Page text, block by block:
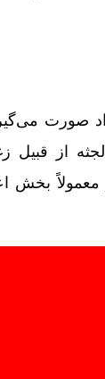
صورت
از قبیل
معمولاً بخش